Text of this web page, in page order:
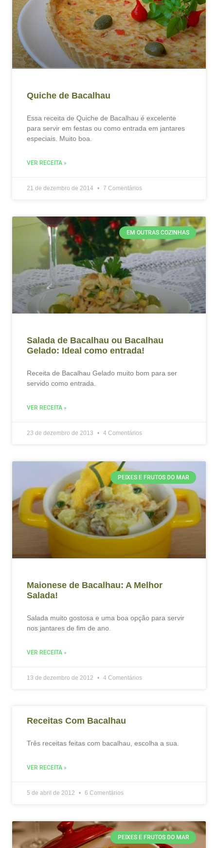
Quiche de Bacalhau
Essa receita de Quiche de Bacalhau é excelente
para servir em festas ou como entrada em jantares
especiais. Muito boa.
VER RECEITA »
21 de dezembro de 2014 7 Comentários
EM OUTRAS COZINHAS
Salada de Bacalhau ou Bacalhau
Gelado: Ideal como entrada!
Receita de Bacalhau Gelado muito bom para ser
servido como entrada.
VER RECEITA »
23 de dezembro de 2013 4 Comentários
PEIXES E FRUTOS DO MAR
Maionese de Bacalhau: A Melhor
Salada!
Salada muito gostosa e uma boa opção para servir
nos jantares de fim de ano.
VER RECEITA »
13 de dezembro de 2012 4 Comentários
Receitas Com Bacalhau
Três receitas feitas com bacalhau, escolha a sua.
VER RECEITA »
5 de abril de 2012 6 Comentários
PEIXES E FRUTOS DO MAR